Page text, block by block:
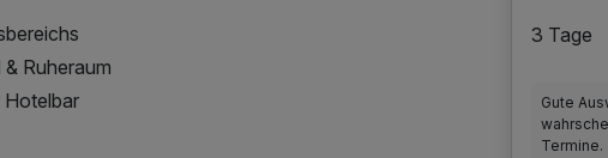
Ruheraum
Hotelbar
3 Tage
Gute
Termine.